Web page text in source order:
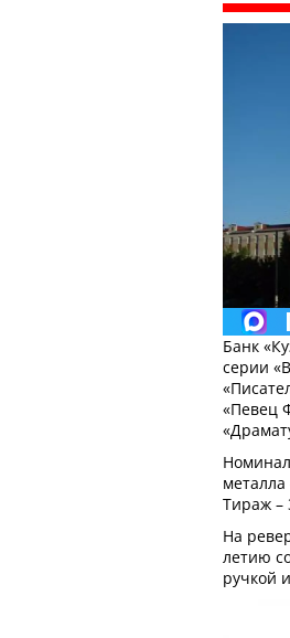
Банк
серии
«Певец
Тираж –
На
летию
ручкой